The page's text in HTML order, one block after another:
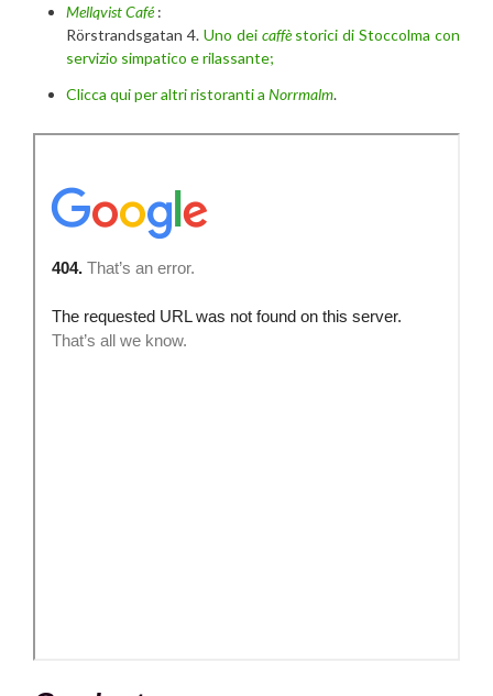
Mellqvist Café:
Rörstrandsgatan 4. Uno dei caffèstorici di Stoccolma con
servizio simpatico e rilassante;
Clicca qui per altri ristoranti a Norrmalm.